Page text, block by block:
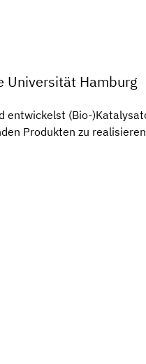
Universität Hamburg
entwickelst (Bio-
Produkten zu